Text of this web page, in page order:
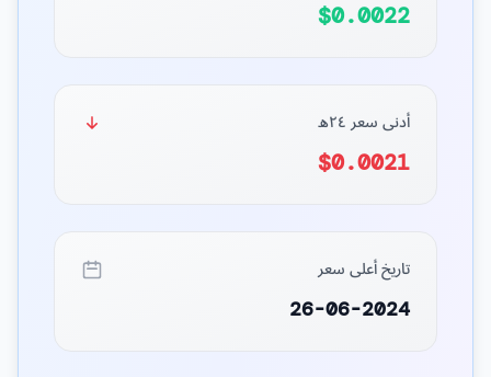
$0.0022
أدنى سعر ٢٤ه
$0.0021
تاريخ أعلى سعر
26-06-2024